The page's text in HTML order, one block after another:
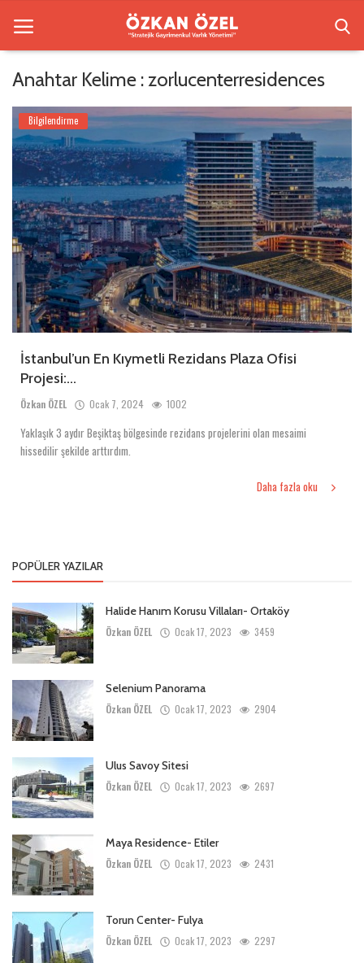
Anasayfa
Beşiktaş Rezidansları
İletişim
Bilgilendirme
Sektörel Bilgi
Galeri
Anahtar Kelime : zorlucenterresidences
Bilgilendirme
İstanbul’un En Kıymetli Rezidans Plaza Ofisi
Projesi:...
Özkan ÖZEL Ocak 7, 2024 1002
Yaklaşık 3 aydır Beşiktaş bölgesinde rezidans projelerini olan mesaimi
hissedilir şekilde arttırdım.
Daha fazla oku
POPÜLER YAZILAR
Halide Hanım Korusu Villaları- Ortaköy
Özkan ÖZEL Ocak 17, 2023 3459
Selenium Panorama
Özkan ÖZEL Ocak 17, 2023 2904
Ulus Savoy Sitesi
Özkan ÖZEL Ocak 17, 2023 2697
Maya Residence- Etiler
Özkan ÖZEL Ocak 17, 2023 2431
Torun Center- Fulya
Özkan ÖZEL Ocak 17, 2023 2297